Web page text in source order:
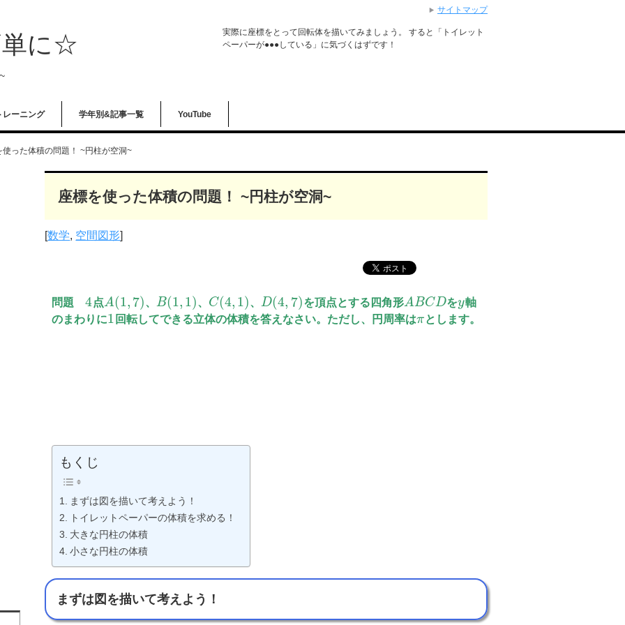
単に☆
実際に座標をとって回転体を描いてみましょう。 すると「トイレット
ペーパーが●●●している」に気づくはずです！
レーニング 学年別&記事一覧 YouTube
使った体積の問題！ ~円柱が空洞~
座標を使った体積の問題！ ~円柱が空洞~
[数学, 空間図形]
問題4点A(1, 7)、 B(1, 1)、 C(4, 1)、 D(4, 7)を頂点とする四角形ABCDをy軸
のまわりに1 回転してできる立体の体積を答えなさい。ただし、円周率はπとします。
もくじ
まずは図を描いて考えよう！
トイレットペーパーの体積を求める！
大きな円柱の体積
小さな円柱の体積
まずは図を描いて考えよう！
サイトマップ